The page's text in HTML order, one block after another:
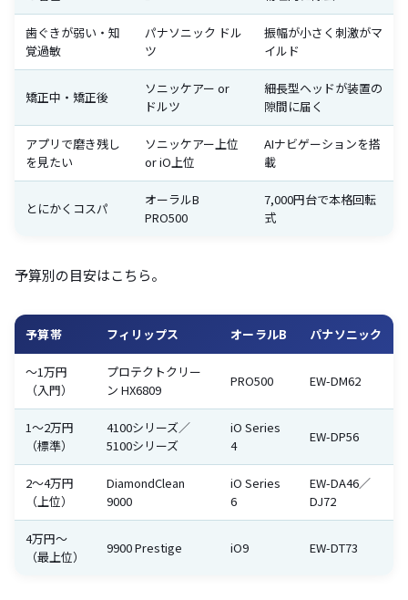
歯ぐきが弱い・知
覚過敏
パナソニック ドル
ツ
振幅が小さく刺激がマ
イルド
矯正中・矯正後
ソニッケアー or
ドルツ
細長型ヘッドが装置の
隙間に届く
アプリで磨き残し
を見たい
ソニッケアー上位
or iO上位
AIナビゲーションを搭
載
とにかくコスパ
オーラルB
PRO500
7,000円台で本格回転
式
予算別の目安はこちら。
予算帯 フィリップス オーラルB パナソニック
〜1万円
（入門）
プロテクトクリー
ン HX6809
PRO500 EW-DM62
1〜2万円
（標準）
4100シリーズ／
5100シリーズ
iO Series
4
EW-DP56
2〜4万円
（上位）
DiamondClean
9000
iO Series
6
EW-DA46／
DJ72
4万円〜
（最上位）
9900 Prestige iO9 EW-DT73